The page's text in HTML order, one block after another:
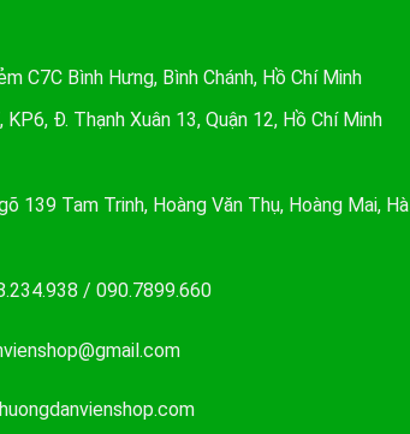
C7C Bình Hưng, Bình Chánh, Hồ Chí Minh
Đ. Thạnh Xuân 13, Quận 12, Hồ Chí Minh
139 Tam Trinh, Hoàng Văn Thụ, Hoàng Mai, Hà
/ 090.7899.660
huongdanvienshop.com